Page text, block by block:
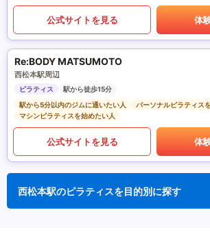
公式サイトを見る 体
Re:BODY MATSUMOTO
西松本駅周辺
ピラティス
駅から徒歩15分
駅から5分以内のジムに通いたい人
パーソナルピラティス
マシンピラティスを始めたい人
公式サイトを見る 体
西松本駅のピラティスを目的別に探す